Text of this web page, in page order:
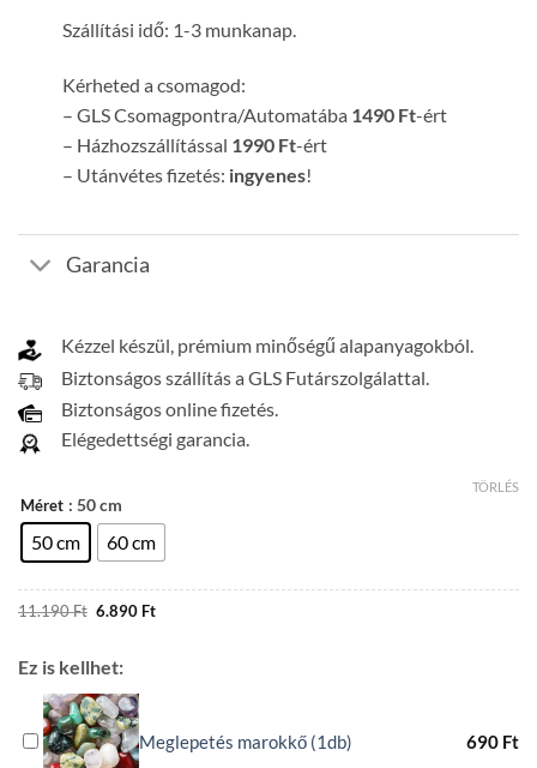
Szállítási idő: 1-3 munkanap.
Kérheted a csomagod:
– GLS Csomagpontra/Automatába 1490 Ft-ért
– Házhozszállítással 1990 Ft-ért
– Utánvétes fizetés: ingyenes!
Garancia
Kézzel készül, prémium minőségű alapanyagokból.
Biztonságos szállítás a GLS Futárszolgálattal.
Biztonságos online fizetés.
Elégedettségi garancia.
Méret : 50 cm
50 cm 60 cm
TÖRLÉS
11.190Ft Original
price
6.890 FtCurrent
price
Ez is kellhet:
Meglepetés marokkő (1db) 690 Ft